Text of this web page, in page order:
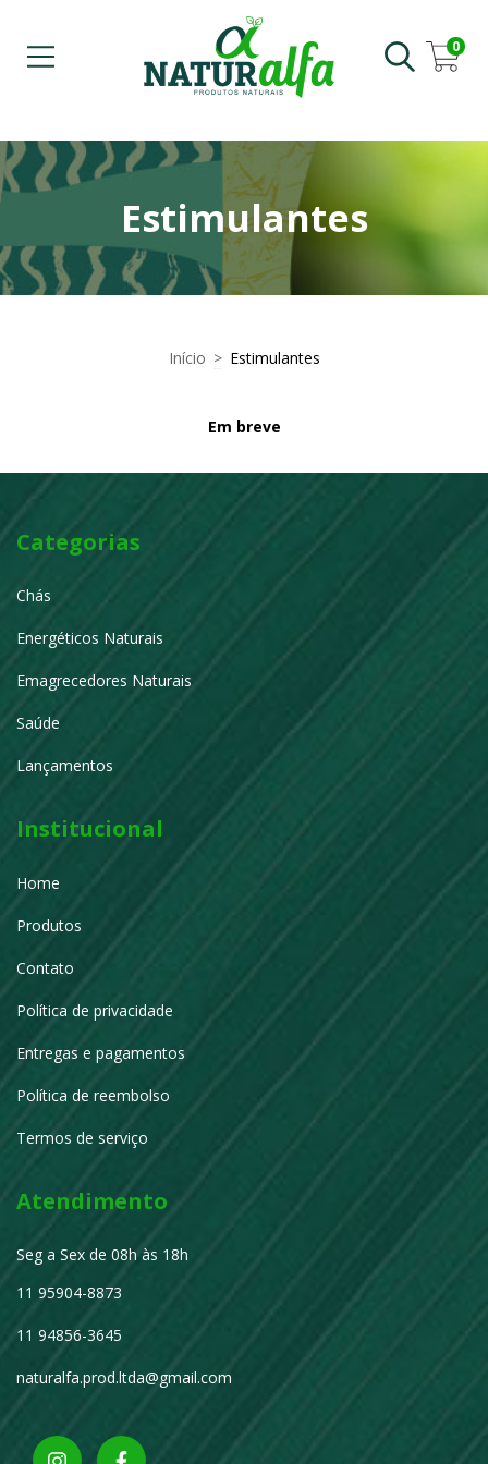
0
Estimulantes
Início > Estimulantes
Em breve
Categorias
Chás
Energéticos Naturais
Emagrecedores Naturais
Saúde
Lançamentos
Institucional
Home
Produtos
Contato
Política de privacidade
Entregas e pagamentos
Política de reembolso
Termos de serviço
Atendimento
Seg a Sex de 08h às 18h
11 95904-8873
11 94856-3645
naturalfa.prod.ltda@gmail.com